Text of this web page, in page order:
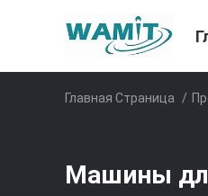
Главная Страница /
Машины